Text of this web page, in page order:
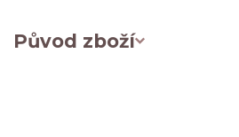
Původ zboží